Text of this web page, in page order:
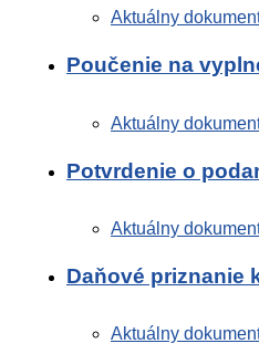
Aktuálny
Poučenie na
Aktuálny
Potvrdenie o
Aktuálny
Daňové priznanie
Aktuálny